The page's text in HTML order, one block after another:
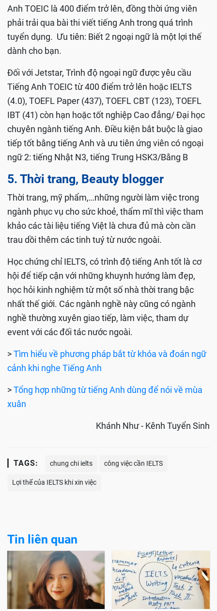
Anh TOEIC là 400 điểm trở lên, đồng thời ứng viên
phải trải qua bài thi viết tiếng Anh trong quá trình
tuyển dụng. Ưu tiên: Biết 2 ngoại ngữ là một lợi thế
dành cho bạn.
Đối với Jetstar, Trình độ ngoại ngữ được yêu cầu
Tiếng Anh TOEIC từ 400 điểm trở lên hoặc IELTS
(4.0), TOEFL Paper (437), TOEFL CBT (123), TOEFL
IBT (41) còn hạn hoặc tốt nghiệp Cao đẳng/ Đại học
chuyên ngành tiếng Anh. Điều kiện bắt buộc là giao
tiếp tốt bằng tiếng Anh và ưu tiên ứng viên có ngoại
ngữ 2: tiếng Nhật N3, tiếng Trung HSK3/Bằng B
5. Thời trang, Beauty blogger
Thời trang, mỹ phẩm,…những người làm việc trong
ngành phục vụ cho sức khoẻ, thẩm mĩ thì việc tham
khảo các tài liệu tiếng Việt là chưa đủ mà còn cần
trau dồi thêm các tinh tuý từ nước ngoài.
Học chứng chỉ IELTS, có trình độ tiếng Anh tốt là cơ
hội để tiếp cận với những khuynh hướng làm đẹp,
học hỏi kinh nghiệm từ một số nhà thời trang bậc
nhất thế giới. Các ngành nghề này cũng có ngành
nghề thường xuyên giao tiếp, làm việc, tham dự
event với các đối tác nước ngoài.
>Tìm hiểu về phương pháp bắt từ khóa và đoán ngữ
cảnh khi nghe Tiếng Anh
>Tổng hợp những từ tiếng Anh dùng để nói về mùa
xuân
Khánh Như - Kênh Tuyển Sinh
TAGS: chung chi ielts công việc cần IELTS
Lợi thế của IELTS khi xin việc
Tin liên quan